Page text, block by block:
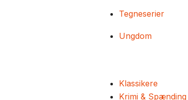
Tegneserier
Ungdom
Klassikere
Krimi & Spænding